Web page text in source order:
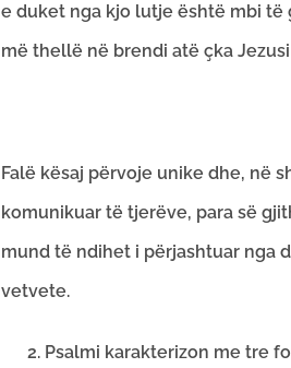
e duket nga kjo lutje është mbi
më thellë në brendi atë çka
Falë kësaj përvoje unike dhe, në
komunikuar të tjerëve, para së
mund të ndihet i përjashtuar nga
vetvete.
Psalmi karakterizon me tre